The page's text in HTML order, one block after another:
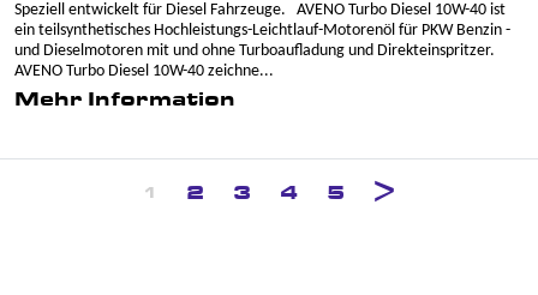
Speziell entwickelt für Diesel Fahrzeuge. AVENO Turbo Diesel 10W-40 ist
ein teilsynthetisches Hochleistungs-Leichtlauf-Motorenöl für PKW Benzin -
und Dieselmotoren mit und ohne Turboaufladung und Direkteinspritzer.
AVENO Turbo Diesel 10W-40 zeichne...
Mehr Information
1 2 3 4 5